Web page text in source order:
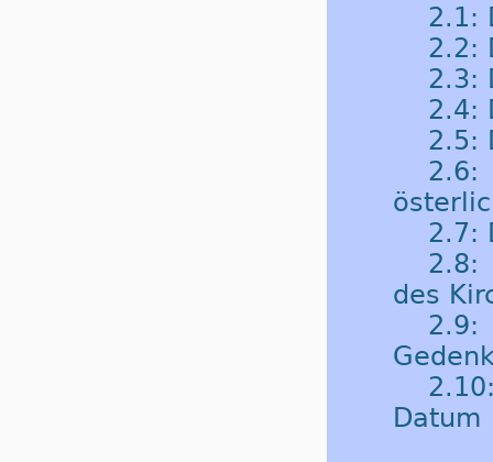
2.1:
2.2:
2.3:
2.4:
2.5:
2.7:
2.8:
des
Datum